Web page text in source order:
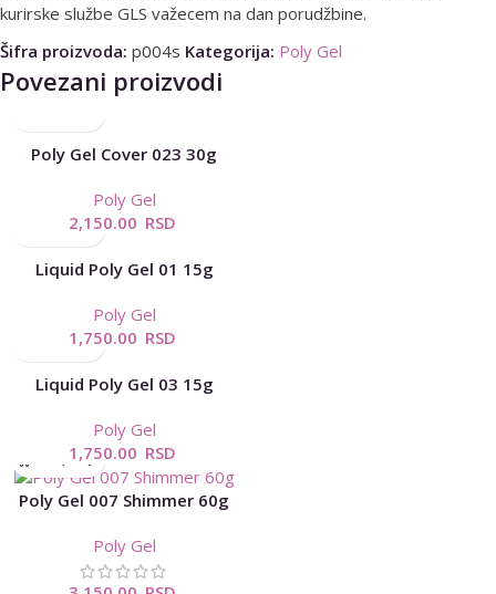
kurirske službe GLS važecem na dan porudžbine.
Šifra proizvoda: p004s Kategorija: Poly Gel
Povezani proizvodi
Poly Gel Cover 023 30g
Poly Gel
2,150.00 RSD
Liquid Poly Gel 01 15g
Poly Gel
1,750.00 RSD
Liquid Poly Gel 03 15g
Poly Gel
1,750.00 RSD
Poly Gel 007 Shimmer 60g
Poly Gel